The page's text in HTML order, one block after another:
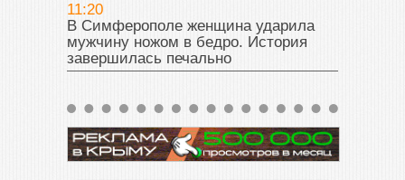
11:20
В Симферополе женщина ударила
мужчину ножом в бедро. История
завершилась печально